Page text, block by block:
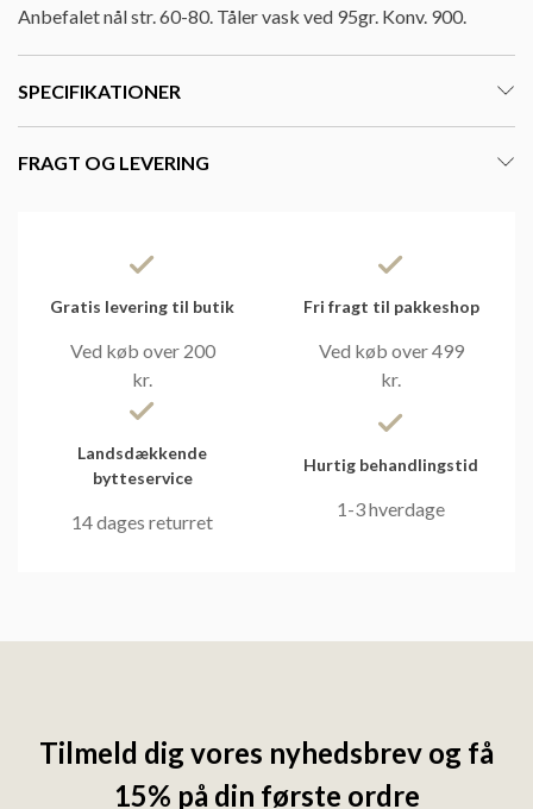
Anbefalet nål str. 60-80. Tåler vask ved 95gr. Konv. 900.
SPECIFIKATIONER
FRAGT OG LEVERING
Gratis levering til butik
Ved køb over 200
kr.
Fri fragt til pakkeshop
Ved køb over 499
kr.
Landsdækkende
bytteservice
14 dages returret
Hurtig behandlingstid
1-3 hverdage
Tilmeld dig vores nyhedsbrev og få
15% på din første ordre